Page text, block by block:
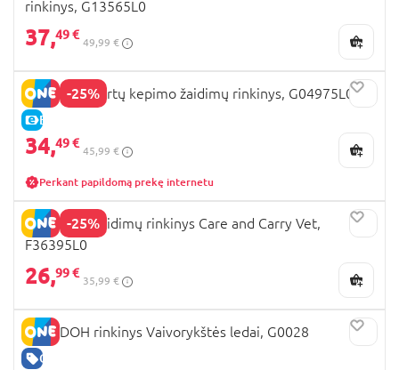
rinkinys, G13565L0
37,49 €
49,99 €
-25%
E-KAINA
PLAY-DOH tortų kepimo žaidimų rinkinys, G04975L0
34,49 €
45,99 €
Perkant papildomą prekę internetu
-25%
PLAY DOH žaidimų rinkinys Care and Carry Vet,
F36395L0
26,99 €
35,99 €
GERA KAINA
PLAY DOH rinkinys Vaivorykštės ledai, G0028